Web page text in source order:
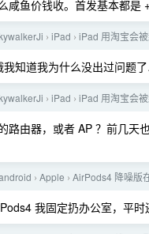
咸鱼价钱收。首发基本都是
› iPad › iPad 用淘宝会
我知道我为什么没出过问题
› iPad › iPad 用淘宝会
路由器，或者 AP ？前几天
› Apple › AirPods4 降噪版
我固定扔办公室，平